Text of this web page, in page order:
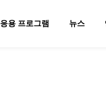
응용 프로그램 뉴스